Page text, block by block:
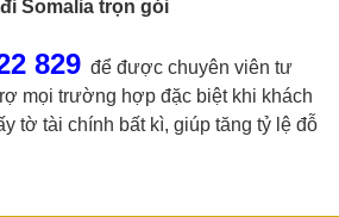
Somalia trọn gói
829 để được chuyên viên tư
mọi trường hợp đặc biệt khi khách
tờ tài chính bất kì, giúp tăng tỷ lệ đỗ